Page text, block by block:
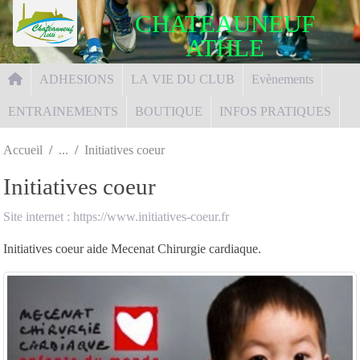
CHATEAUNEUF
ATHLE
ADHESIONS LA VIE DU CLUB Evènements
ENTRAINEMENTS BOUTIQUE INFOS PRATIQUES
Accueil Initiatives coeur
Initiatives coeur
Site internet : https://www.initiatives-coeur.fr
Initiatives coeur aide Mecenat Chirurgie cardiaque.
Panneau de gestion des cookies